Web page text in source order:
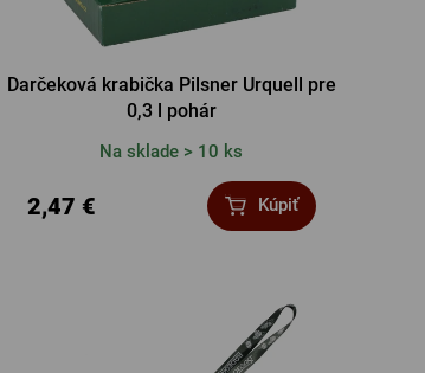
Darčeková krabička Pilsner Urquell pre
0,3 l pohár
Na sklade > 10 ks
2,47 € Kúpiť